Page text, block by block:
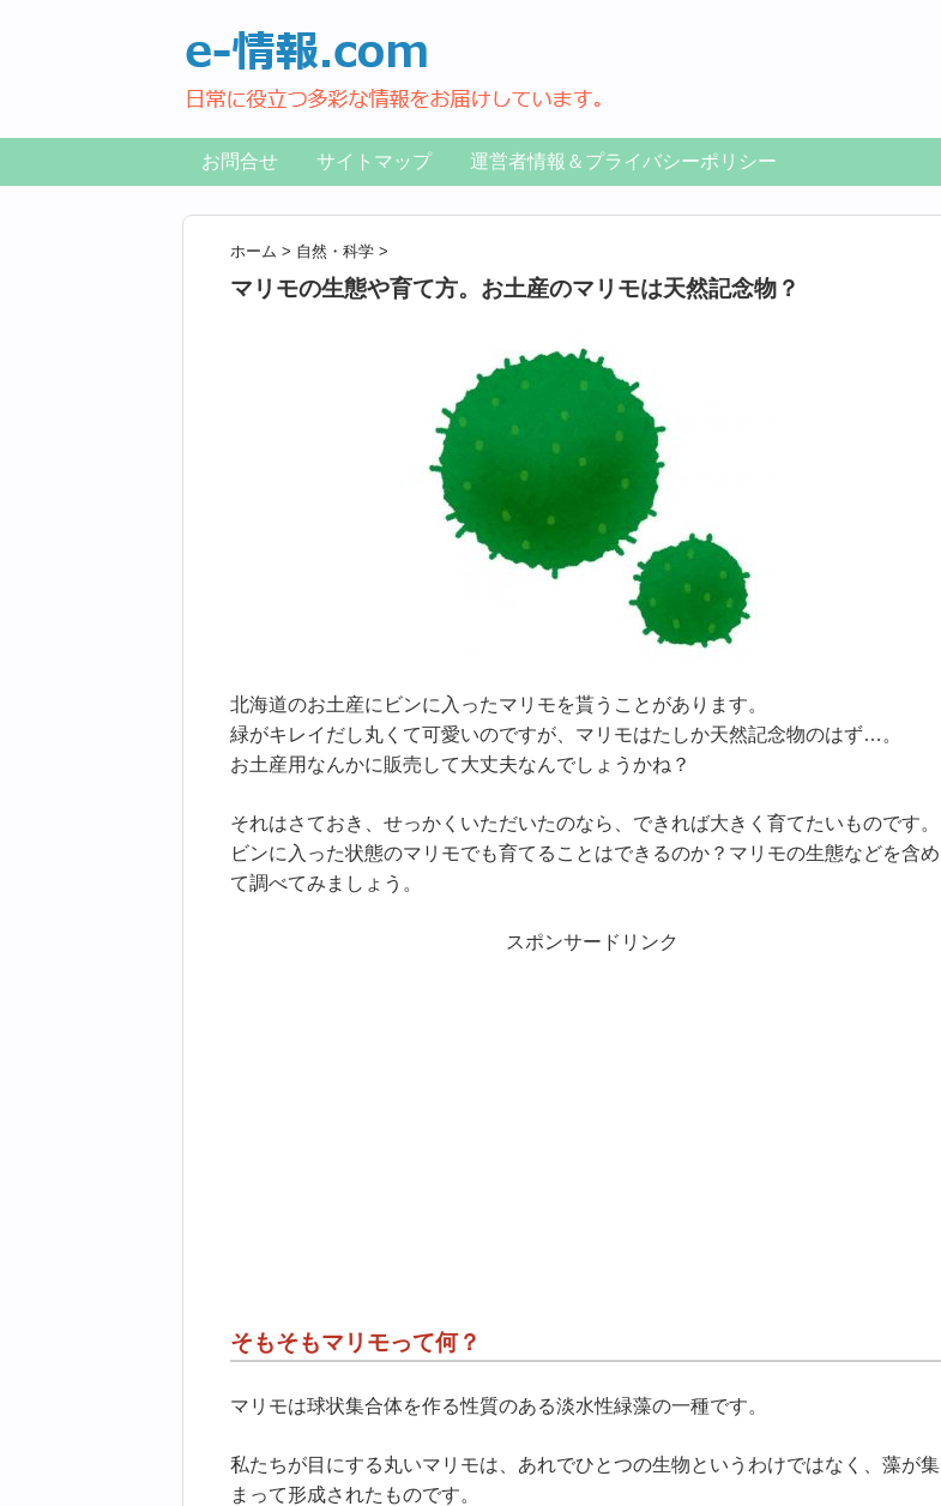
お問合せ サイトマップ 運営者情報＆プライバシーポリシー
ホーム > 自然・科学 >
マリモの生態や育て方。お土産のマリモは天然記念物？
北海道のお土産にビンに入ったマリモを貰うことがあります。
緑がキレイだし丸くて可愛いのですが、マリモはたしか天然記念物のはず…。
お土産用なんかに販売して大丈夫なんでしょうかね？
それはさておき、せっかくいただいたのなら、できれば大きく育てたいものです。
ビンに入った状態のマリモでも育てることはできるのか？マリモの生態などを含め
て調べてみましょう。
スポンサードリンク
そもそもマリモって何？
マリモは球状集合体を作る性質のある淡水性緑藻の一種です。
私たちが目にする丸いマリモは、あれでひとつの生物というわけではなく、藻が集
まって形成されたものです。